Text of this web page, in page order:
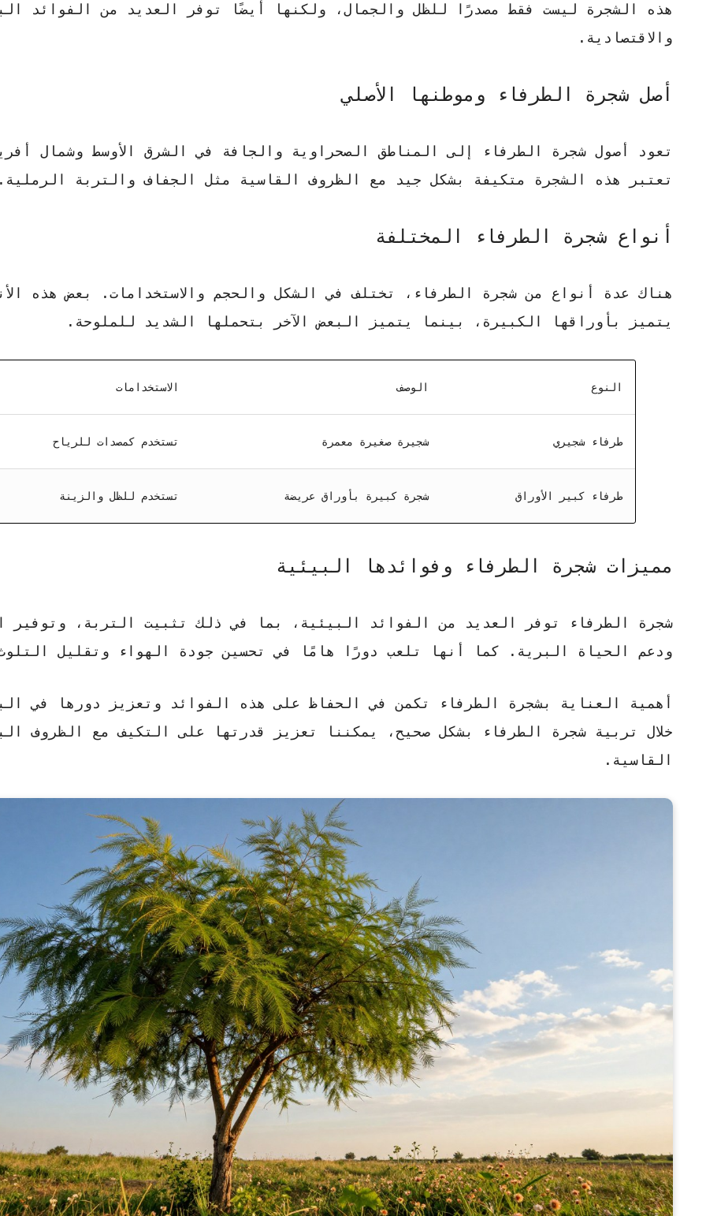
هذه الشجرة ليست فقط مصدرًا للظل والجمال، ولكنها أيضًا توفر العديد من الفوائد
والاقتصادية.
أصل شجرة الطرفاء وموطنها الأصلي
تعود أصول شجرة الطرفاء إلى المناطق الصحراوية والجافة في الشرق الأوسط وشمال
تعتبر هذه الشجرة متكيفة بشكل جيد مع الظروف القاسية مثل الجفاف والتربة الرملية.
أنواع شجرة الطرفاء المختلفة
هناك عدة أنواع من شجرة الطرفاء، تختلف في الشكل والحجم والاستخدامات. بعض هذه
يتميز بأوراقها الكبيرة، بينما يتميز البعض الآخر بتحملها الشديد للملوحة.
النوع الوصف الاستخدامات
طرفاء شجيري شجيرة صغيرة معمرة تستخدم كمصدات للرياح
طرفاء كبير الأوراق شجرة كبيرة بأوراق عريضة تستخدم للظل والزينة
مميزات شجرة الطرفاء وفوائدها البيئية
شجرة الطرفاء توفر العديد من الفوائد البيئية، بما في ذلك تثبيت التربة، وتوفير
ودعم الحياة البرية. كما أنها تلعب دورًا هامًا في تحسين جودة الهواء وتقليل
أهمية العناية بشجرة الطرفاء
تكمن في الحفاظ على هذه الفوائد وتعزيز دورها في
خلال
تربية شجرة الطرفاء
بشكل صحيح، يمكننا تعزيز قدرتها على التكيف مع الظروف
القاسية.